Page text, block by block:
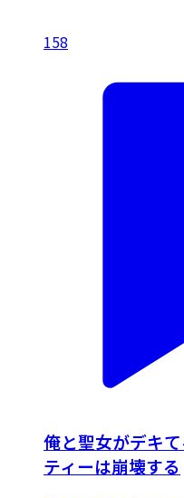
158
俺と聖女がデキ
ティーは崩壊する